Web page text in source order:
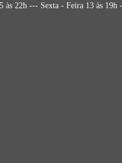
22h --- Sexta - Feira 13 às 19h